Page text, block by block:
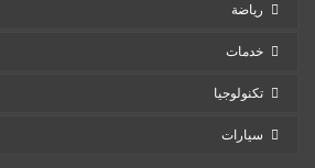
رياضة
خدمات
تكنولوجيا
سيارات